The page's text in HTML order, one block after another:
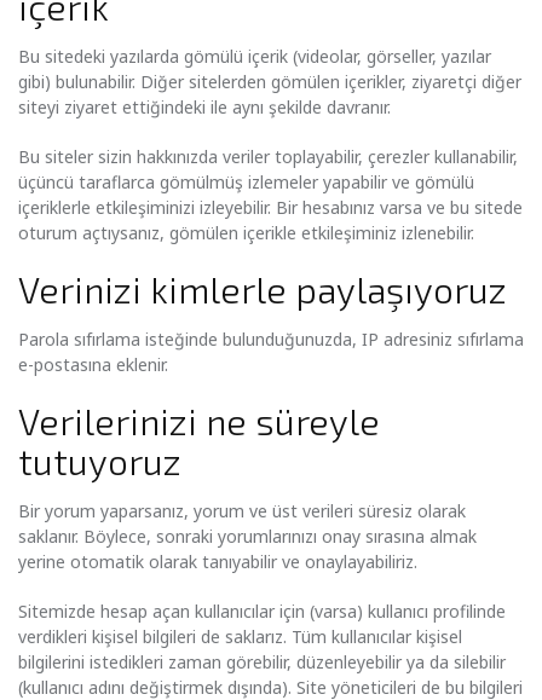
Bu sitedeki yazılarda gömülü içerik (videolar, görseller, yazılar
gibi) bulunabilir. Diğer sitelerden gömülen içerikler, ziyaretçi diğer
siteyi ziyaret ettiğindeki ile aynı şekilde davranır.
Bu siteler sizin hakkınızda veriler toplayabilir, çerezler kullanabilir,
üçüncü taraflarca gömülmüş izlemeler yapabilir ve gömülü
içeriklerle etkileşiminizi izleyebilir. Bir hesabınız varsa ve bu sitede
oturum açtıysanız, gömülen içerikle etkileşiminiz izlenebilir.
Verinizi kimlerle paylaşıyoruz
Parola sıfırlama isteğinde bulunduğunuzda, IP adresiniz sıfırlama
e-postasına eklenir.
Verilerinizi ne süreyle
tutuyoruz
Bir yorum yaparsanız, yorum ve üst verileri süresiz olarak
saklanır. Böylece, sonraki yorumlarınızı onay sırasına almak
yerine otomatik olarak tanıyabilir ve onaylayabiliriz.
Sitemizde hesap açan kullanıcılar için (varsa) kullanıcı profilinde
verdikleri kişisel bilgileri de saklarız. Tüm kullanıcılar kişisel
bilgilerini istedikleri zaman görebilir, düzenleyebilir ya da silebilir
(kullanıcı adını değiştirmek dışında). Site yöneticileri de bu bilgileri